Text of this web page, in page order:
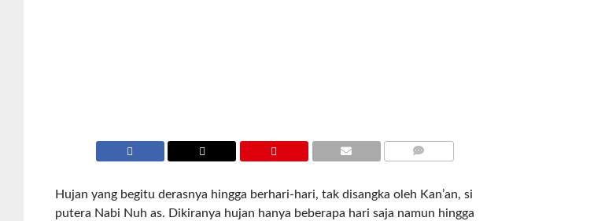
Hujan yang begitu derasnya hingga berhari-hari, tak disangka oleh Kan’an, si
putera Nabi Nuh as. Dikiranya hujan hanya beberapa hari saja namun hingga